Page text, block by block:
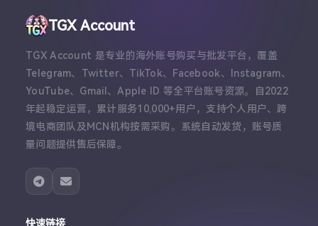
TGX Account
TGX Account 是专业的海外账号购买与批发平台，覆盖
Telegram、Twitter、TikTok、Facebook、Instagram、
YouTube、Gmail、Apple ID 等全平台账号资源。自2022
年起稳定运营，累计服务10,000+用户，支持个人用户、跨
境电商团队及MCN机构按需采购。系统自动发货，账号质
量问题提供售后保障。
快速链接